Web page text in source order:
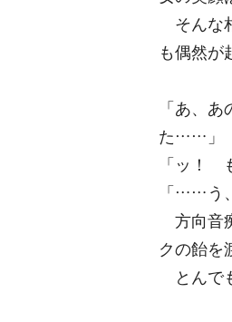
そんな
も偶然が
「あ、
た……」
「ッ！
「……う
方向音
クの飴を
とんで